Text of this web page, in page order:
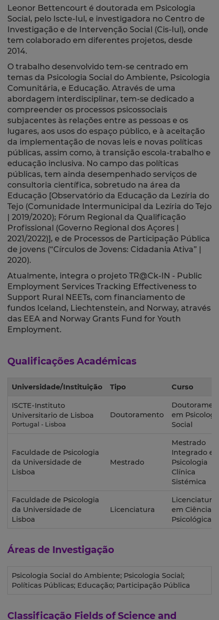
Leonor Bettencourt é doutorada em Psicologia
Social, pelo Iscte-Iul, e investigadora no Centro de
Investigação e de Intervenção Social (Cis-Iul), onde
tem colaborado em diferentes projetos, desde
2014.
O trabalho desenvolvido tem-se centrado em
temas da Psicologia Social do Ambiente, Psicologia
Comunitária, e Educação. Através de uma
abordagem interdisciplinar, tem-se dedicado a
compreender os processos psicossociais
subjacentes às relações entre as pessoas e os
lugares, aos usos do espaço público, e à aceitação
da implementação de novas leis e novas políticas
públicas, assim como, à transição escola-trabalho e
educação inclusiva. No campo das políticas
públicas, tem ainda desempenhado serviços de
consultoria científica, sobretudo na área da
Educação [Observatório da Educação da Lezíria do
Tejo (Comunidade Intermunicipal da Lezíria do Tejo
| 2019/2020); Fórum Regional da Qualificação
Profissional (Governo Regional dos Açores |
2021/2022)], e de Processos de Participação Pública
de jovens (“Círculos de Jovens: Cidadania Ativa” |
2020).
Atualmente, integra o projeto TR@Ck-IN - Public
Employment Services Tracking Effectiveness to
Support Rural NEETs, com financiamento de
fundos Iceland, Liechtenstein, and Norway, através
das EEA and Norway Grants Fund for Youth
Employment.
Qualificações Académicas
Universidade/Instituição Tipo Curso
ISCTE-Instituto
Universitario de Lisboa
Portugal - Lisboa
Doutoramento
em
Social
Faculdade de Psicologia
da Universidade de
Lisboa
Mestrado
Mestrado
Integrado
Psicologia
Clínica
Sistémica
Faculdade de Psicologia
da Universidade de
Lisboa
Licenciatura
Licenciatura
em Ciências
Psicológicas
Áreas de Investigação
Psicologia Social do Ambiente; Psicologia Social;
Políticas Públicas; Educação; Participação Pública
Classificação Fields of Science and